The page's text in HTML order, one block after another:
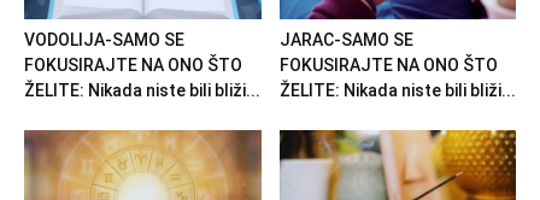
VODOLIJA-SAMO SE
FOKUSIRAJTE NA ONO ŠTO
ŽELITE: Nikada niste bili bliži...
JARAC-SAMO SE
FOKUSIRAJTE NA ONO ŠTO
ŽELITE: Nikada niste bili bliži...